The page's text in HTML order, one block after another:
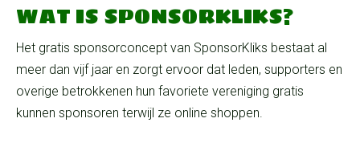
WAT IS SPONSORKLIKS?
Het gratis sponsorconcept van SponsorKliks bestaat al
meer dan vijf jaar en zorgt ervoor dat leden, supporters en
overige betrokkenen hun favoriete vereniging gratis
kunnen sponsoren terwijl ze online shoppen.